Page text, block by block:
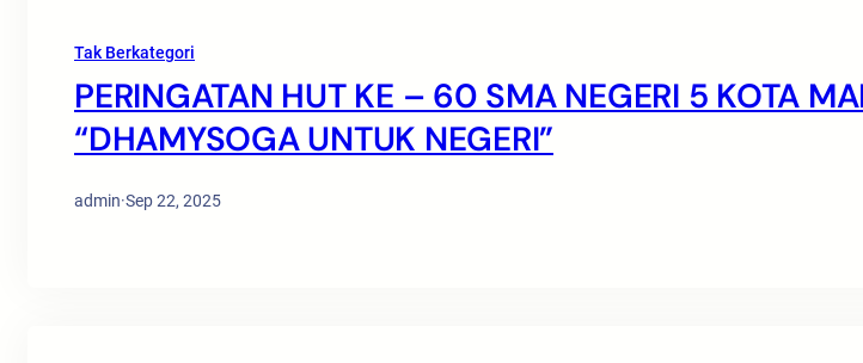
Tak Berkategori
PERINGATAN HUT KE – 60 SMA NEGERI 5 KOTA
“DHAMYSOGA UNTUK NEGERI”
admin·Sep 22, 2025